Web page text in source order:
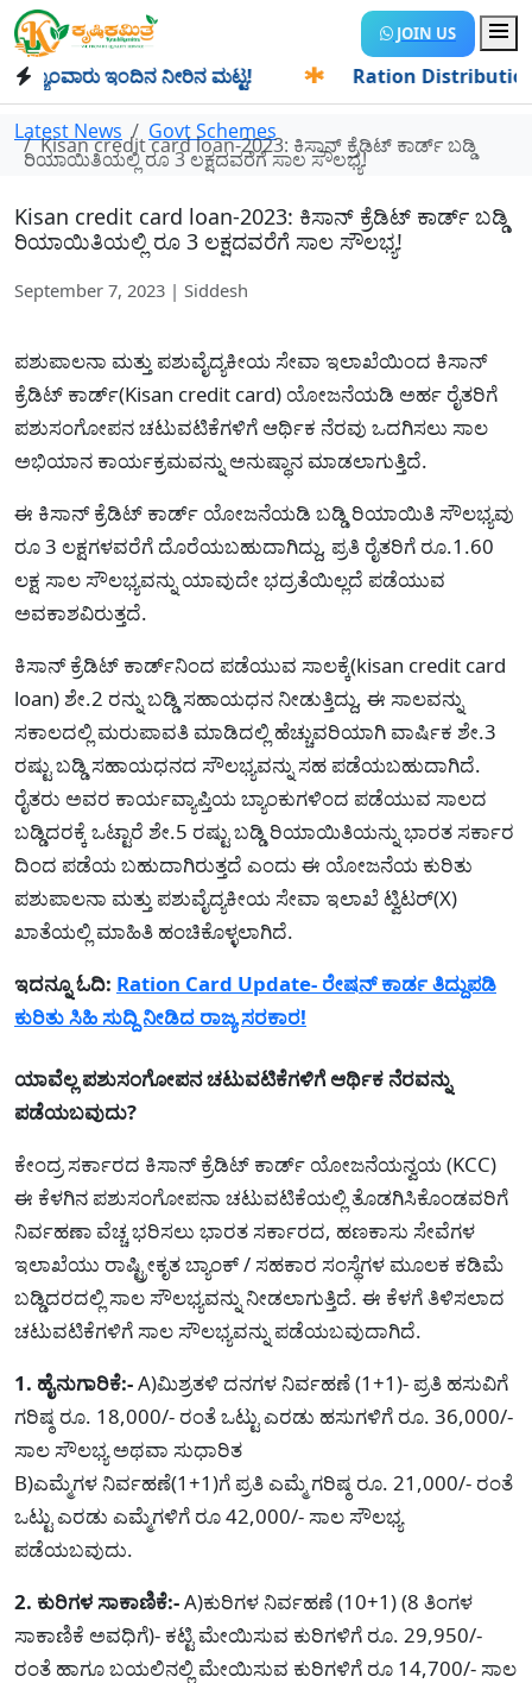
JOIN US
ಇಂದಿನ ನೀರಿನ ಮಟ್ಟ! Ration Distribution-
Latest News Govt Schemes
Kisan credit card loan-2023: ಕಿಸಾನ್‌ ಕ್ರೆಡಿಟ್‌ ಕಾರ್ಡ್‌ ಬಡ್ಡಿ
ರಿಯಾಯಿತಿಯಲ್ಲಿ ರೂ 3 ಲಕ್ಷದವರೆಗೆ ಸಾಲ ಸೌಲಭ್ಯ!
Kisan credit card loan-2023: ಕಿಸಾನ್‌ ಕ್ರೆಡಿಟ್‌ ಕಾರ್ಡ್‌ ಬಡ್ಡಿ
ರಿಯಾಯಿತಿಯಲ್ಲಿ ರೂ 3 ಲಕ್ಷದವರೆಗೆ ಸಾಲ ಸೌಲಭ್ಯ!
September 7, 2023 | Siddesh
ಪಶುಪಾಲನಾ ಮತ್ತು ಪಶುವೈದ್ಯಕೀಯ ಸೇವಾ ಇಲಾಖೆಯಿಂದ ಕಿಸಾನ್‌
ಕ್ರೆಡಿಟ್‌ ಕಾರ್ಡ್‌(Kisan credit card) ಯೋಜನೆಯಡಿ ಅರ್ಹ ರೈತರಿಗೆ
ಪಶುಸಂಗೋಪನ ಚಟುವಟಿಕೆಗಳಿಗೆ ಆರ್ಥಿಕ ನೆರವು ಒದಗಿಸಲು ಸಾಲ
ಅಭಿಯಾನ ಕಾರ್ಯಕ್ರಮವನ್ನು ಅನುಷ್ಥಾನ ಮಾಡಲಾಗುತ್ತಿದೆ.
ಈ ಕಿಸಾನ್ ಕ್ರೆಡಿಟ್ ಕಾರ್ಡ್ ಯೋಜನೆಯಡಿ ಬಡ್ಡಿ ರಿಯಾಯಿತಿ ಸೌಲಭ್ಯವು
ರೂ 3 ಲಕ್ಷಗಳವರೆಗೆ ದೊರೆಯಬಹುದಾಗಿದ್ದು, ಪ್ರತಿ ರೈತರಿಗೆ ರೂ.1.60
ಲಕ್ಷ ಸಾಲ ಸೌಲಭ್ಯವನ್ನು ಯಾವುದೇ ಭದ್ರತೆಯಿಲ್ಲದೆ ಪಡೆಯುವ
ಅವಕಾಶವಿರುತ್ತದೆ.
ಕಿಸಾನ್ ಕ್ರೆಡಿಟ್ ಕಾರ್ಡ್‌ನಿಂದ ಪಡೆಯುವ ಸಾಲಕ್ಕೆ(kisan credit card
loan) ಶೇ.2 ರನ್ನು ಬಡ್ಡಿ ಸಹಾಯಧನ ನೀಡುತ್ತಿದ್ದು, ಈ ಸಾಲವನ್ನು
ಸಕಾಲದಲ್ಲಿ ಮರುಪಾವತಿ ಮಾಡಿದಲ್ಲಿ ಹೆಚ್ಚುವರಿಯಾಗಿ ವಾರ್ಷಿಕ ಶೇ.3
ರಷ್ಟು ಬಡ್ಡಿ ಸಹಾಯಧನದ ಸೌಲಭ್ಯವನ್ನು ಸಹ ಪಡೆಯಬಹುದಾಗಿದೆ.
ರೈತರು ಅವರ ಕಾರ್ಯವ್ಯಾಪ್ತಿಯ ಬ್ಯಾಂಕುಗಳಿಂದ ಪಡೆಯುವ ಸಾಲದ
ಬಡ್ಡಿದರಕ್ಕೆ ಒಟ್ಟಾರೆ ಶೇ.5 ರಷ್ಟು ಬಡ್ಡಿ ರಿಯಾಯಿತಿಯನ್ನು ಭಾರತ ಸರ್ಕಾರ
ದಿಂದ ಪಡೆಯ ಬಹುದಾಗಿರುತ್ತದೆ ಎಂದು ಈ ಯೋಜನೆಯ ಕುರಿತು
ಪಶುಪಾಲನಾ ಮತ್ತು ಪಶುವೈದ್ಯಕೀಯ ಸೇವಾ ಇಲಾಖೆ ಟ್ವಿಟರ್(X)
ಖಾತೆಯಲ್ಲಿ ಮಾಹಿತಿ ಹಂಚಿಕೊಳ್ಳಲಾಗಿದೆ.
ಇದನ್ನೂ ಓದಿ: Ration Card Update- ರೇಷನ್ ಕಾರ್ಡ ತಿದ್ದುಪಡಿ
ಕುರಿತು ಸಿಹಿ ಸುದ್ದಿ ನೀಡಿದ ರಾಜ್ಯ ಸರಕಾರ!
ಯಾವೆಲ್ಲ ಪಶುಸಂಗೋಪನ ಚಟುವಟಿಕೆಗಳಿಗೆ ಆರ್ಥಿಕ ನೆರವನ್ನು
ಪಡೆಯಬವುದು?
ಕೇಂದ್ರ ಸರ್ಕಾರದ ಕಿಸಾನ್ ಕ್ರೆಡಿಟ್ ಕಾರ್ಡ್ ಯೋಜನೆಯನ್ವಯ (KCC)
ಈ ಕೆಳಗಿನ ಪಶುಸಂಗೋಪನಾ ಚಟುವಟಿಕೆಯಲ್ಲಿ ತೊಡಗಿಸಿಕೊಂಡವರಿಗೆ
ನಿರ್ವಹಣಾ ವೆಚ್ಚ ಭರಿಸಲು ಭಾರತ ಸರ್ಕಾರದ, ಹಣಕಾಸು ಸೇವೆಗಳ
ಇಲಾಖೆಯು ರಾಷ್ಟ್ರೀಕೃತ ಬ್ಯಾಂಕ್ / ಸಹಕಾರ ಸಂಸ್ಥೆಗಳ ಮೂಲಕ ಕಡಿಮೆ
ಬಡ್ಡಿದರದಲ್ಲಿ ಸಾಲ ಸೌಲಭ್ಯವನ್ನು ನೀಡಲಾಗುತ್ತಿದೆ. ಈ ಕೆಳಗೆ ತಿಳಿಸಲಾದ
ಚಟುವಟಿಕೆಗಳಿಗೆ ಸಾಲ ಸೌಲಭ್ಯವನ್ನು ಪಡೆಯಬವುದಾಗಿದೆ.
1. ಹೈನುಗಾರಿಕೆ:-A)ಮಿಶ್ರತಳಿ ದನಗಳ ನಿರ್ವಹಣೆ (1+1)- ಪ್ರತಿ ಹಸುವಿಗೆ
ಗರಿಷ್ಠ ರೂ. 18,000/- ರಂತೆ ಒಟ್ಟು ಎರಡು ಹಸುಗಳಿಗೆ ರೂ. 36,000/-
ಸಾಲ ಸೌಲಭ್ಯ ಅಥವಾ ಸುಧಾರಿತ
B)ಎಮ್ಮೆಗಳ ನಿರ್ವಹಣೆ(1+1)ಗೆ ಪ್ರತಿ ಎಮ್ಮೆ ಗರಿಷ್ಠ ರೂ. 21,000/- ರಂತೆ
ಒಟ್ಟು ಎರಡು ಎಮ್ಮೆಗಳಿಗೆ ರೂ 42,000/- ಸಾಲ ಸೌಲಭ್ಯ
ಪಡೆಯಬವುದು.
2. ಕುರಿಗಳ ಸಾಕಾಣಿಕೆ:-A)ಕುರಿಗಳ ನಿರ್ವಹಣೆ (10+1) (8 ತಿಂಗಳ
ಸಾಕಾಣಿಕೆ ಅವಧಿಗೆ)- ಕಟ್ಟಿ ಮೇಯಿಸುವ ಕುರಿಗಳಿಗೆ ರೂ. 29,950/-
ರಂತೆ ಹಾಗೂ ಬಯಲಿನಲ್ಲಿ ಮೇಯಿಸುವ ಕುರಿಗಳಿಗೆ ರೂ 14,700/- ಸಾಲ